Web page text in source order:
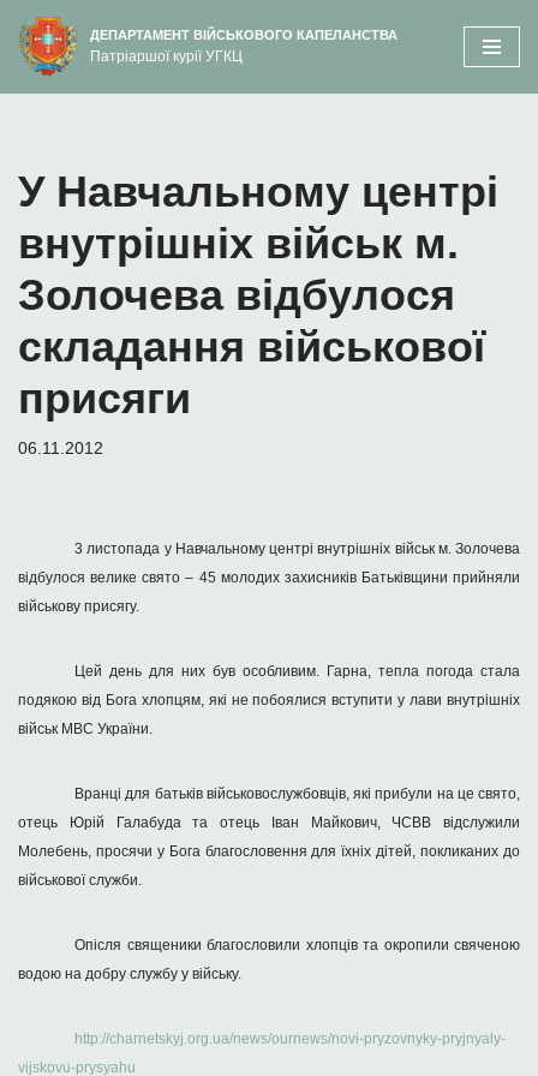
вмісту
Перейти
до
ДЕПАРТАМЕНТ ВІЙСЬКОВОГО КАПЕЛАНСТВА
Патріаршої курії УГКЦ
У Навчальному центрі
внутрішніх військ м.
Золочева відбулося
складання військової
присяги
06.11.2012
3 листопада у Навчальному центрі внутрішніх військ м. Золочева
відбулося велике свято – 45 молодих захисників Батьківщини прийняли
військову присягу.
Цей день для них був особливим. Гарна, тепла погода стала
подякою від Бога хлопцям, які не побоялися вступити у лави внутрішніх
військ МВС України.
Вранці для батьків військовослужбовців, які прибули на це свято,
отець Юрій Галабуда та отець Іван Майкович, ЧСВВ відслужили
Молебень, просячи у Бога благословення для їхніх дітей, покликаних до
військової служби.
Опісля священики благословили хлопців та окропили свяченою
водою на добру службу у війську.
http://charnetskyj.org.ua/news/ournews/novi-pryzovnyky-pryjnyaly-
vijskovu-prysyahu